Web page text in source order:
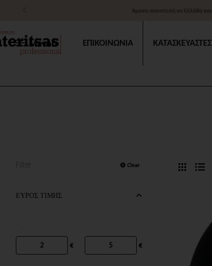
Άμεση αποστολή σε Ελλάδα και Κύπρο
Μενού ΕΠΙΚΟΙΝΩΝΙΑ ΚΑΤΑΣΚΕΥΑΣΤΕΣ
Filter Clear
ΕΥΡΟΣ ΤΙΜΗΣ
€ €